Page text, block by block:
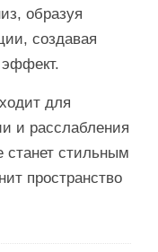
образуя
создавая
для
и расслабления
станет стильным
пространство